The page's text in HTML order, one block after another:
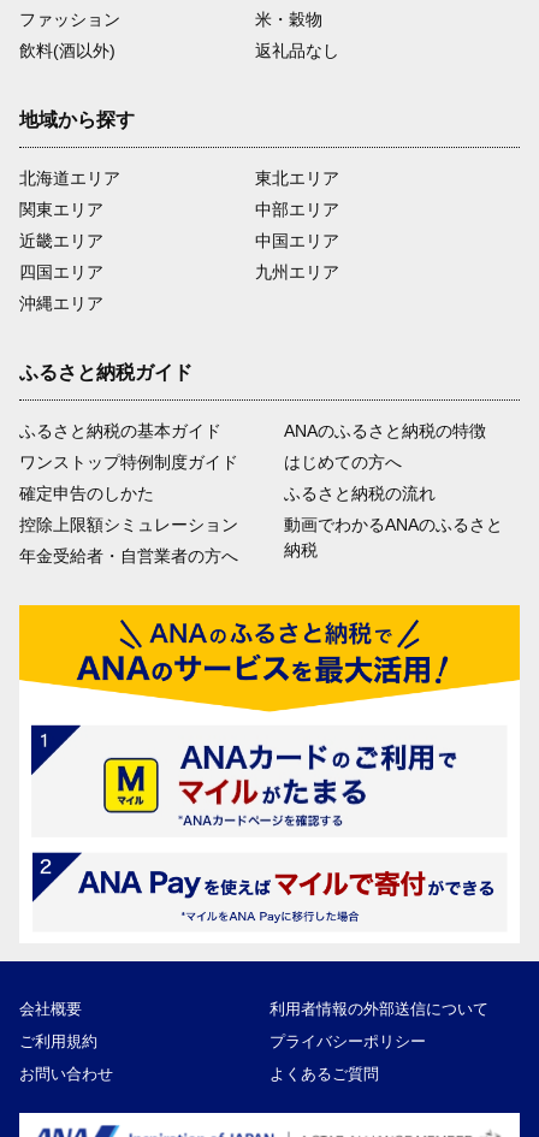
ファッション
米・穀物
飲料(酒以外)
返礼品なし
地域から探す
北海道エリア
関東エリア
近畿エリア
四国エリア
沖縄エリア
東北エリア
中部エリア
中国エリア
九州エリア
ふるさと納税ガイド
ふるさと納税の基本ガイド
ワンストップ特例制度ガイド
確定申告のしかた
控除上限額シミュレーション
年金受給者・自営業者の方へ
ANAのふるさと納税の特徴
はじめての方へ
ふるさと納税の流れ
動画でわかるANAのふるさと
納税
会社概要
利用者情報の外部送信について
ご利用規約
プライバシーポリシー
お問い合わせ
よくあるご質問